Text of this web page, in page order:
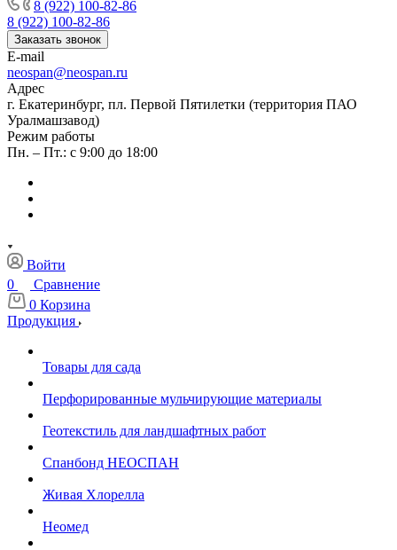
8 (922) 100-82-86
8 (922) 100-82-86
Заказать звонок
E-mail
neospan@neospan.ru
Адрес
г. Екатеринбург, пл. Первой Пятилетки (территория ПАО
Уралмашзавод)
Режим работы
Пн. – Пт.: с 9:00 до 18:00
Войти
0
Сравнение
0 Корзина
Продукция
Товары для сада
Перфорированные мульчирующие материалы
Геотекстиль для ландшафтных работ
Спанбонд НЕОСПАН
Живая Хлорелла
Нeомед